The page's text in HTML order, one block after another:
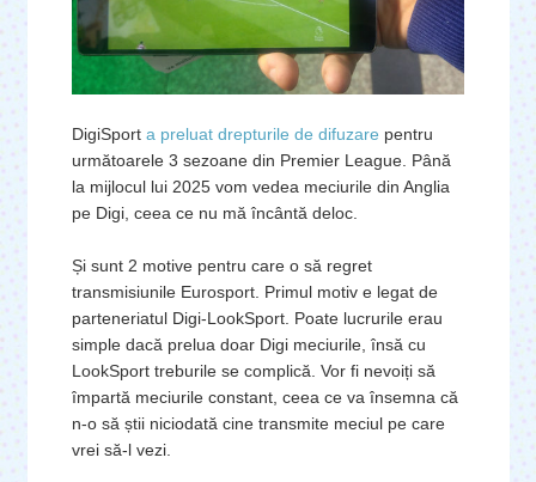
DigiSport a preluat drepturile de difuzare pentru
următoarele 3 sezoane din Premier League. Până
la mijlocul lui 2025 vom vedea meciurile din Anglia
pe Digi, ceea ce nu mă încântă deloc.
Și sunt 2 motive pentru care o să regret
transmisiunile Eurosport. Primul motiv e legat de
parteneriatul Digi-LookSport. Poate lucrurile erau
simple dacă prelua doar Digi meciurile, însă cu
LookSport treburile se complică. Vor fi nevoiți să
împartă meciurile constant, ceea ce va însemna că
n-o să știi niciodată cine transmite meciul pe care
vrei să-l vezi.